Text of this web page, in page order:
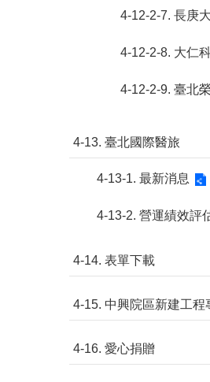
4-12-2-7. 長庚
4-12-2-8. 大仁
4-12-2-9. 臺北
4-13. 臺北國際醫旅
4-13-1. 最新消息
4-13-2. 營運績效評
4-14. 表單下載
4-15. 中興院區新建工程
4-16. 愛心捐贈